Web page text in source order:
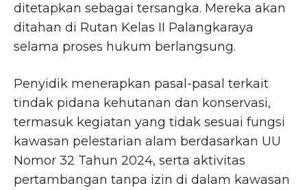
ditetapkan sebagai tersangka. Mereka akan
ditahan di Rutan Kelas II Palangkaraya
selama proses hukum berlangsung.
Penyidik menerapkan pasal-pasal terkait
tindak pidana kehutanan dan konservasi,
termasuk kegiatan yang tidak sesuai fungsi
kawasan pelestarian alam berdasarkan UU
Nomor 32 Tahun 2024, serta aktivitas
pertambangan tanpa izin di dalam kawasan